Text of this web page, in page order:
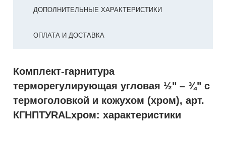
ДОПОЛНИТЕЛЬНЫЕ ХАРАКТЕРИСТИКИ
ОПЛАТА И ДОСТАВКА
Комплект-гарнитура
терморегулирующая угловая ½" – ¾" с
термоголовкой и кожухом (хром), арт.
КГНПТУRALхром: характеристики